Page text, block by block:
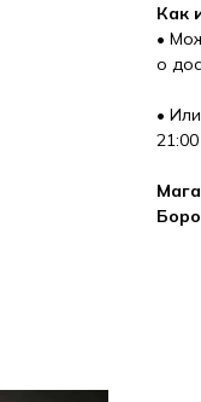
Как
•
о
•
21:00